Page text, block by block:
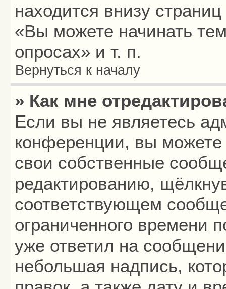
находится внизу
«Вы можете начинать
опросах» и т. п.
Вернуться к началу
» Как мне
Если вы не являетесь
конференции, вы можете
свои собственные
редактированию,
соответствующем
ограниченного времени
уже ответил на
небольшая надпись,